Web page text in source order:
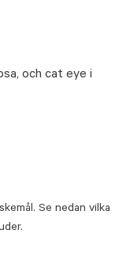
och cat eye i
Se nedan vilka